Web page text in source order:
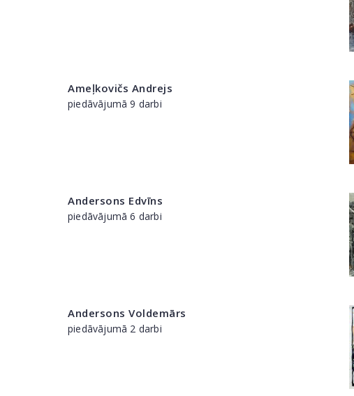
Ameļkovičs Andrejs
piedāvājumā 9 darbi
Andersons Edvīns
piedāvājumā 6 darbi
Andersons Voldemārs
piedāvājumā 2 darbi